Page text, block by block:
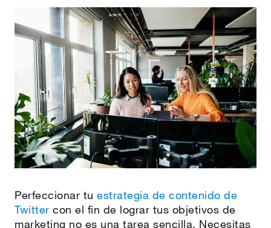
Perfeccionar tu estrategia de contenido de
Twitter con el fin de lograr tus objetivos de
marketing no es una tarea sencilla. Necesitas